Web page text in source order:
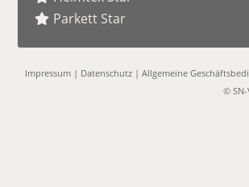
Parkett Star
Impressum | Datenschutz |Allgemeine
© SN-